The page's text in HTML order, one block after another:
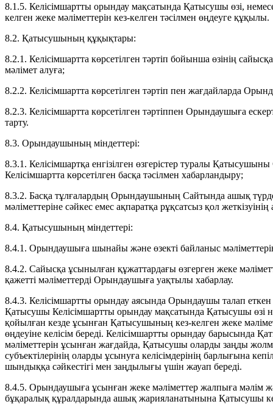
8.1.5. Келісімшартты орындау мақсатында Қатысушы өзі,
келген жеке мәліметтерін кез-келген тәсілмен өңдеуге құқылы.
8.2. Қатысушының құқықтары:
8.2.1. Келісімшартта көрсетілген тәртіп бойынша өзінің
мәлімет алуға;
8.2.2. Келісімшартта көрсетілген тәртіп пен жағдайларда
8.2.3. Келісімшартта көрсетілген тәртіппен Орындаушыға
тарту.
8.3. Орындаушының міндеттері:
8.3.1. Келісімшартқа енгізілген өзгерістер туралы
Келісімшартта көрсетілген басқа тәсілмен хабарландыру;
8.3.2. Басқа тұлғалардың Орындаушының Сайтында ашық
мәліметтеріне сәйкес емес ақпаратқа рұқсатсыз қол
8.4. Қатысушының міндеттері:
8.4.1. Орындаушыға шынайы және өзекті байланыс
8.4.2. Сайысқа ұсынылған құжаттардағы өзгерген жеке
қажетті мәліметтерді Орындаушыға уақтылы хабарлау.
8.4.3. Келісімшартты орындау аясында Орындаушы талап
Қатысушы Келісімшартты орындау мақсатында Қатысушы өзі
қойылған кезде ұсынған Қатысушының кез-келген жеке
өңдеуіне келісім береді. Келісімшартты орындау
мәліметтерін ұсынған жағдайда, Қатысушы оларды заңды
субъектілерінің оларды ұсынуға келісімдерінің барлығына
шындыққа сәйкестігі мен заңдылығы үшін жауап береді.
8.4.5. Орындаушыға ұсынған жеке мәліметтер жалпыға
бұқаралық құралдарында ашық жарияланатынына Қатысушы